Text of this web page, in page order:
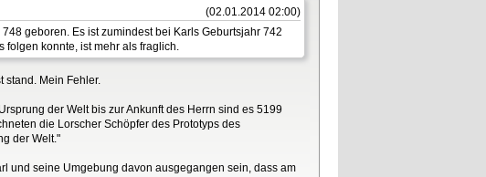
(02.01.2014 02:00)
geboren. Es ist zumindest bei Karls Geburtsjahr 742
folgen konnte, ist mehr als fraglich.
stand. Mein Fehler.
der Welt bis zur Ankunft des Herrn sind es 5199
die Lorscher Schöpfer des Prototyps des
der Welt."
und seine Umgebung davon ausgegangen sein, dass am